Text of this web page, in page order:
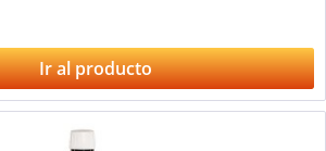
Ir al producto